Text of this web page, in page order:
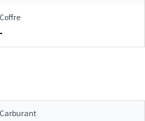
Coffre
-
Carburant